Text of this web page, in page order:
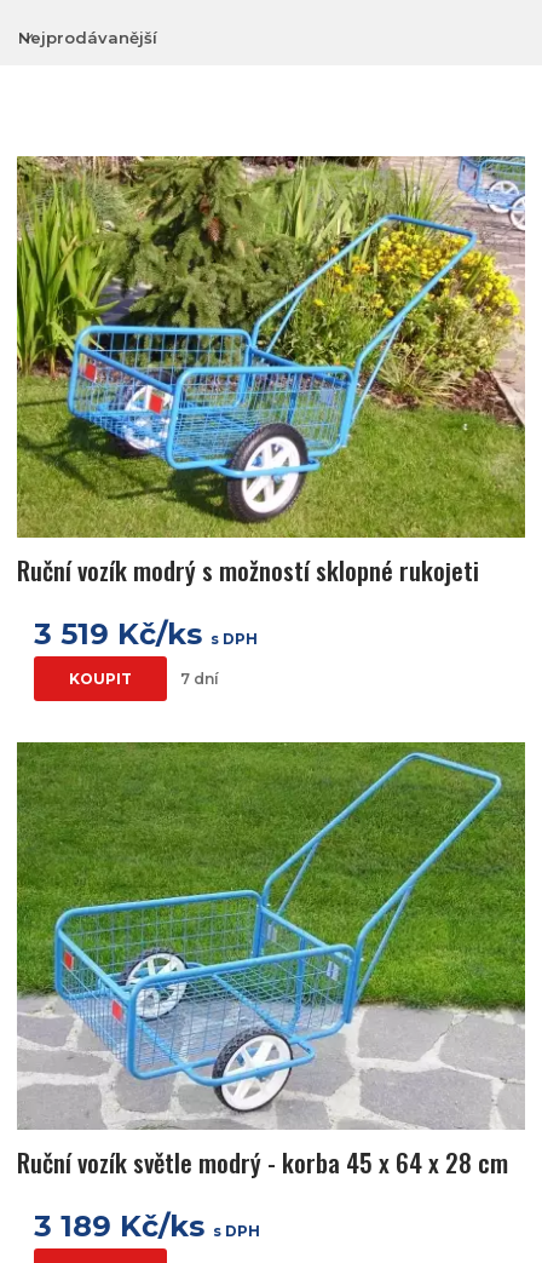
Nejprodávanější
Ruční vozík modrý s možností sklopné rukojeti
3 519 Kč/ks s DPH
KOUPIT 7 dní
Ruční vozík světle modrý - korba 45 x 64 x 28 cm
3 189 Kč/ks s DPH